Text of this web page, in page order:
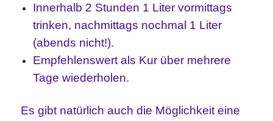
Innerhalb 2 Stunden 1 Liter vormittags
trinken, nachmittags nochmal 1 Liter
(abends nicht!).
Empfehlenswert als Kur über mehrere
Tage wiederholen.
Es gibt natürlich auch die Möglichkeit eine